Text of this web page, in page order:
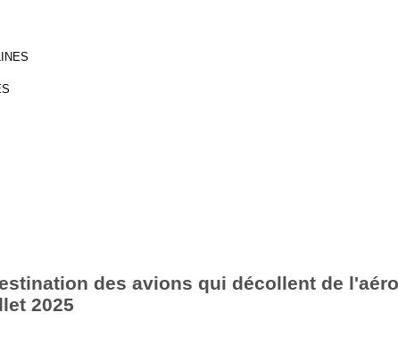
des avions qui décollent de
2025